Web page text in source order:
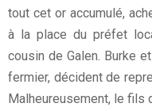
tout cet or accumulé,
à la place du préfet
cousin de Galen. Burke
fermier, décident de
Malheureusement, le fils